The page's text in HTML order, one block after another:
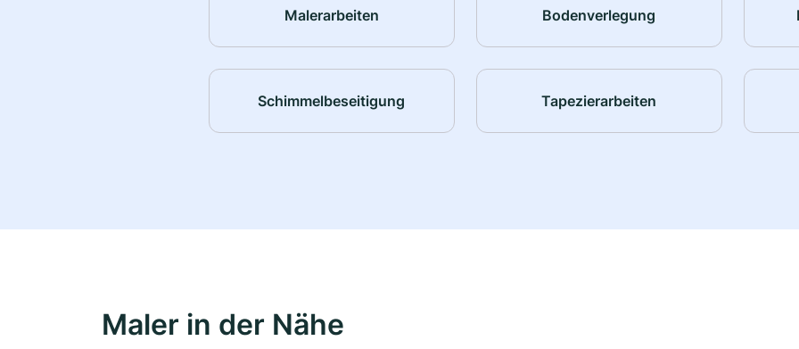
Malerarbeiten Bodenverlegung
Schimmelbeseitigung Tapezierarbeiten
Maler in der Nähe